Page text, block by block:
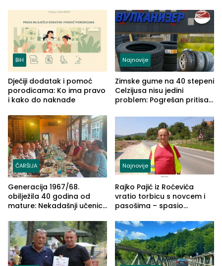
BiH
Dječiji dodatak i pomoć
porodicama: Ko ima pravo
i kako do naknade
Najnovije
Zimske gume na 40 stepeni
Celzijusa nisu jedini
problem: Pogrešan pritisak
ČARŠIJA
Generacija 1967/68.
obilježila 40 godina od
mature: Nekadašnji učenici
(FOTO)
Najnovije
Rajko Pajić iz Roćevića
vratio torbicu s novcem i
pasošima – spasio
Grčkoj